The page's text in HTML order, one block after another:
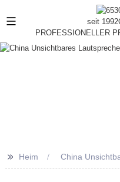
seit 1992
PROFESSIONELLER
>> Heim China